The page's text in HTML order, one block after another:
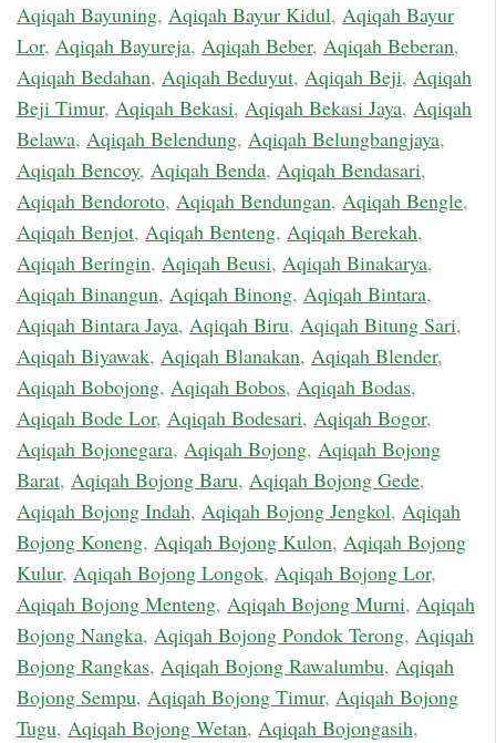
Aqiqah Bayuning, Aqiqah Bayur Kidul, Aqiqah Bayur
Lor, Aqiqah Bayureja, Aqiqah Beber, Aqiqah Beberan,
Aqiqah Bedahan, Aqiqah Beduyut, Aqiqah Beji, Aqiqah
Beji Timur, Aqiqah Bekasi, Aqiqah Bekasi Jaya, Aqiqah
Belawa, Aqiqah Belendung, Aqiqah Belungbangjaya,
Aqiqah Bencoy, Aqiqah Benda, Aqiqah Bendasari,
Aqiqah Bendoroto, Aqiqah Bendungan, Aqiqah Bengle,
Aqiqah Benjot, Aqiqah Benteng, Aqiqah Berekah,
Aqiqah Beringin, Aqiqah Beusi, Aqiqah Binakarya,
Aqiqah Binangun, Aqiqah Binong, Aqiqah Bintara,
Aqiqah Bintara Jaya, Aqiqah Biru, Aqiqah Bitung Sari,
Aqiqah Biyawak, Aqiqah Blanakan, Aqiqah Blender,
Aqiqah Bobojong, Aqiqah Bobos, Aqiqah Bodas,
Aqiqah Bode Lor, Aqiqah Bodesari, Aqiqah Bogor,
Aqiqah Bojonegara, Aqiqah Bojong, Aqiqah Bojong
Barat, Aqiqah Bojong Baru, Aqiqah Bojong Gede,
Aqiqah Bojong Indah, Aqiqah Bojong Jengkol, Aqiqah
Bojong Koneng, Aqiqah Bojong Kulon, Aqiqah Bojong
Kulur, Aqiqah Bojong Longok, Aqiqah Bojong Lor,
Aqiqah Bojong Menteng, Aqiqah Bojong Murni, Aqiqah
Bojong Nangka, Aqiqah Bojong Pondok Terong, Aqiqah
Bojong Rangkas, Aqiqah Bojong Rawalumbu, Aqiqah
Bojong Sempu, Aqiqah Bojong Timur, Aqiqah Bojong
Tugu, Aqiqah Bojong Wetan, Aqiqah Bojongasih,